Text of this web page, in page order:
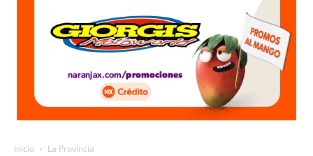
Inicio La Provincia